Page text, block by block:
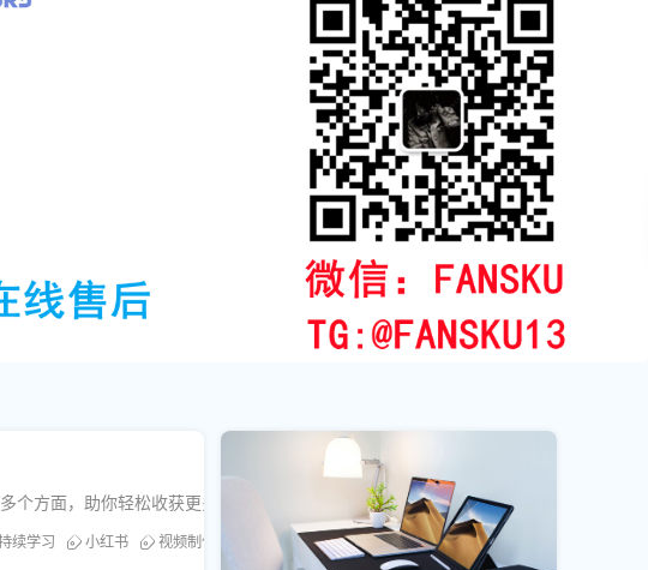
方面，助你轻松收获更多点赞和曝光！
续学习 小红书 视频制作 互动技巧 平台算法 点赞秘籍